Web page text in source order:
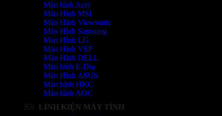
Màn hình Acer
Màn Hình MSI
Màn Hình Viewsonic
Màn Hình Samsung
Màn Hình LG
Màn Hình VSP
Màn Hình DELL
Màn hình E-Dra
Màn Hình ASUS
Màn hình HKC
Màn hình AOC
LINH KIỆN MÁY TÍNH